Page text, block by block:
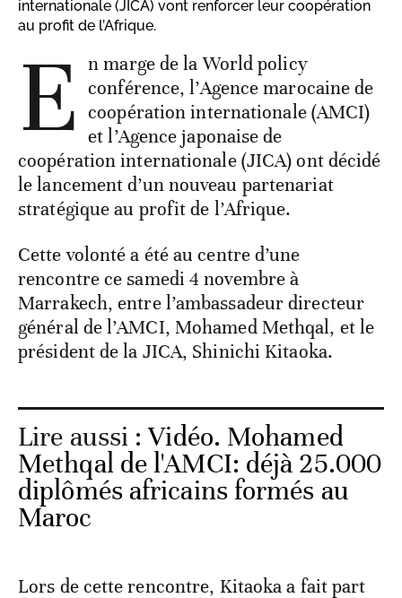
internationale (JICA) vont renforcer leur coopération
au profit de l’Afrique.
E n marge de la World policy
conférence, l’Agence marocaine de
coopération internationale (AMCI)
et l’Agence japonaise de
coopération internationale (JICA) ont décidé
le lancement d’un nouveau partenariat
stratégique au profit de l’Afrique.
Cette volonté a été au centre d’une
rencontre ce samedi 4 novembre à
Marrakech, entre l’ambassadeur directeur
général de l’AMCI, Mohamed Methqal, et le
président de la JICA, Shinichi Kitaoka.
Lire aussi :Vidéo. Mohamed
Methqal de l'AMCI: déjà 25.000
diplômés africains formés au
Maroc
Lors de cette rencontre, Kitaoka a fait part